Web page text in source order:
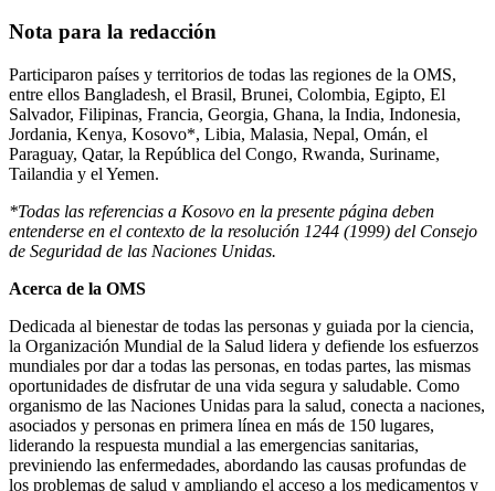
Nota para la redacción
Participaron países y territorios de todas las regiones de la OMS,
entre ellos Bangladesh, el Brasil, Brunei, Colombia, Egipto, El
Salvador, Filipinas, Francia, Georgia, Ghana, la India, Indonesia,
Jordania, Kenya, Kosovo*, Libia, Malasia, Nepal, Omán, el
Paraguay, Qatar, la República del Congo, Rwanda, Suriname,
Tailandia y el Yemen.
*Todas las referencias a Kosovo en la presente página deben
entenderse en el contexto de la resolución 1244 (1999) del Consejo
de Seguridad de las Naciones Unidas.
Acerca de la OMS
Dedicada al bienestar de todas las personas y guiada por la ciencia,
la Organización Mundial de la Salud lidera y defiende los esfuerzos
mundiales por dar a todas las personas, en todas partes, las mismas
oportunidades de disfrutar de una vida segura y saludable. Como
organismo de las Naciones Unidas para la salud, conecta a naciones,
asociados y personas en primera línea en más de 150 lugares,
liderando la respuesta mundial a las emergencias sanitarias,
previniendo las enfermedades, abordando las causas profundas de
los problemas de salud y ampliando el acceso a los medicamentos y